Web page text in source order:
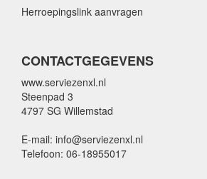
Herroepingslink aanvragen
CONTACTGEGEVENS
www.serviezenxl.nl
Steenpad 3
4797 SG Willemstad
E-mail: info@serviezenxl.nl
Telefoon: 06-18955017